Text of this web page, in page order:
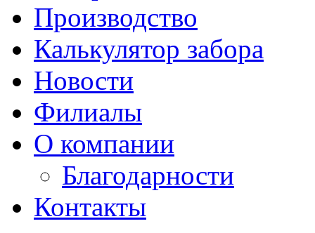
Производство
Калькулятор забора
Новости
Филиалы
О компании
Благодарности
Контакты